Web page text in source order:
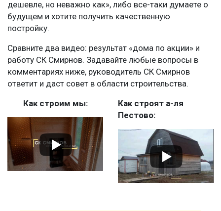
дешевле, но неважно как», либо все-таки думаете о
будущем и хотите получить качественную
постройку.
Сравните два видео: результат «дома по акции» и
работу СК Смирнов. Задавайте любые вопросы в
комментариях ниже, руководитель СК Смирнов
ответит и даст совет в области строительства.
Как строим мы:
Как строят а-ля
Пестово: